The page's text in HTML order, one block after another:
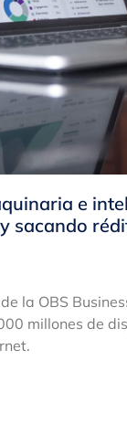
e
sacando
la OBS
millones de